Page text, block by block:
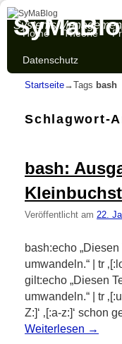
Systems
Zum Inhalt wechseln
Zum sekundären Inhalt
Home Theorie
Datenschutz
Startseite→Tags bash
Schlagwort-
bash:
Veröffentlicht am 22.
bash:echo
umwandeln.“ | tr
gilt:echo „Diesen
umwandeln.“ | tr
Z:]‘ ‚[:a-z:]‘ schon
Weiterlesen →